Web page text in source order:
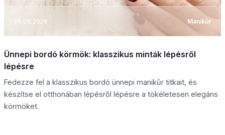
05.08.2026 Manikűr
Ünnepi bordó körmök: klasszikus minták lépésről
lépésre
Fedezze fel a klasszikus bordó ünnepi manikűr titkait, és
készítse el otthonában lépésről lépésre a tökéletesen elegáns
körmöket.